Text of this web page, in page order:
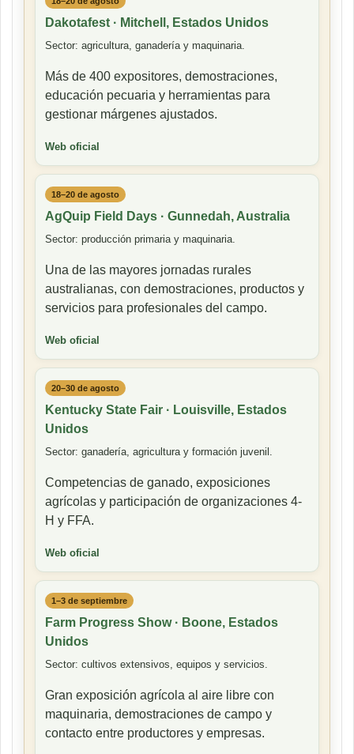
Dakotafest · Mitchell, Estados Unidos
Sector: agricultura, ganadería y maquinaria.
Más de 400 expositores, demostraciones,
educación pecuaria y herramientas para
gestionar márgenes ajustados.
Web oficial
18–20 de agosto
AgQuip Field Days · Gunnedah, Australia
Sector: producción primaria y maquinaria.
Una de las mayores jornadas rurales
australianas, con demostraciones, productos y
servicios para profesionales del campo.
Web oficial
20–30 de agosto
Kentucky State Fair · Louisville, Estados
Unidos
Sector: ganadería, agricultura y formación juvenil.
Competencias de ganado, exposiciones
agrícolas y participación de organizaciones 4-
H y FFA.
Web oficial
1–3 de septiembre
Farm Progress Show · Boone, Estados
Unidos
Sector: cultivos extensivos, equipos y servicios.
Gran exposición agrícola al aire libre con
maquinaria, demostraciones de campo y
contacto entre productores y empresas.